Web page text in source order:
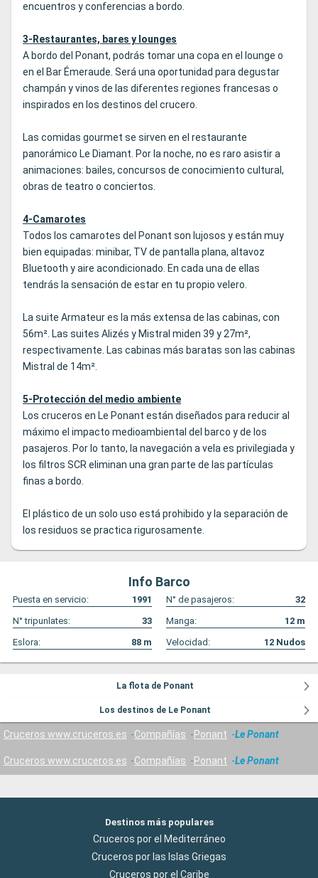
encuentros y conferencias a bordo.
3-Restaurantes, bares y lounges
A bordo del Ponant, podrás tomar una copa en el lounge o
en el Bar Émeraude. Será una oportunidad para degustar
champán y vinos de las diferentes regiones francesas o
inspirados en los destinos del crucero.
Las comidas gourmet se sirven en el restaurante
panorámico Le Diamant. Por la noche, no es raro asistir a
animaciones: bailes, concursos de conocimiento cultural,
obras de teatro o conciertos.
4-Camarotes
Todos los camarotes del Ponant son lujosos y están muy
bien equipadas: minibar, TV de pantalla plana, altavoz
Bluetooth y aire acondicionado. En cada una de ellas
tendrás la sensación de estar en tu propio velero.
La suite Armateur es la más extensa de las cabinas, con
56m². Las suites Alizés y Mistral miden 39 y 27m²,
respectivamente. Las cabinas más baratas son las cabinas
Mistral de 14m².
5-Protección del medio ambiente
Los cruceros en Le Ponant están diseñados para reducir al
máximo el impacto medioambiental del barco y de los
pasajeros. Por lo tanto, la navegación a vela es privilegiada y
los filtros SCR eliminan una gran parte de las partículas
finas a bordo.
El plástico de un solo uso está prohibido y la separación de
los residuos se practica rigurosamente.
Info Barco
Puesta en servicio: 1991 N° de pasajeros:
32
N° tripunlates:
33 Manga: 12 m
Eslora:
88 m Velocidad: 12 Nudos
La flota de Ponant
Los destinos de Le Ponant
Cruceros www.cruceros.es Compañías Ponant Le Ponant
Cruceros www.cruceros.es Compañías Ponant Le Ponant
Destinos más populares
Cruceros por el Mediterráneo
Cruceros por las Islas Griegas
Cruceros por el Caribe